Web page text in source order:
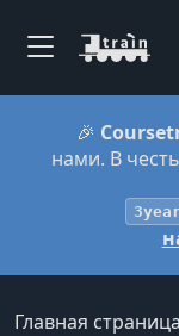
🎉
нами. В
Главная страница